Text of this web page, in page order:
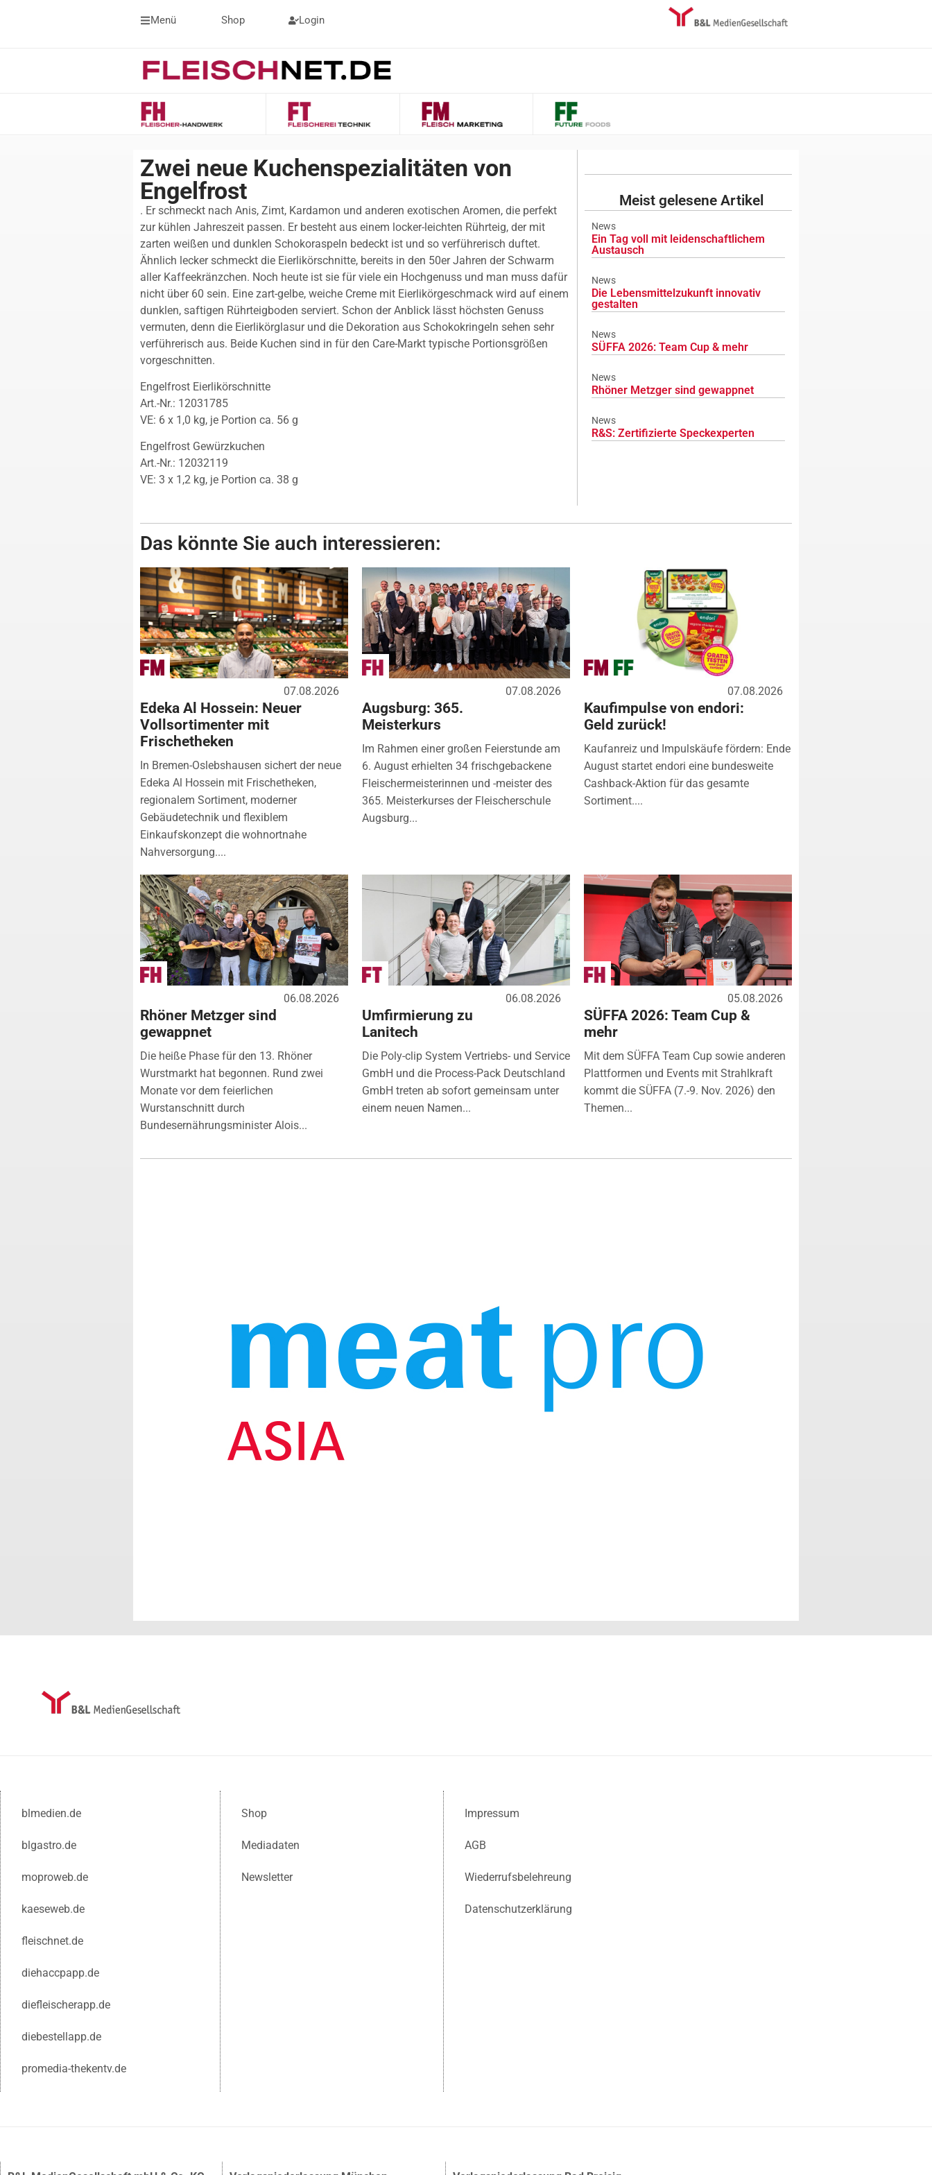
Menü Shop Login
Zwei neue Kuchenspezialitäten von
Engelfrost
. Er schmeckt nach Anis, Zimt, Kardamon und anderen exotischen Aromen, die perfekt
zur kühlen Jahreszeit passen. Er besteht aus einem locker-leichten Rührteig, der mit
zarten weißen und dunklen Schokoraspeln bedeckt ist und so verführerisch duftet.
Ähnlich lecker schmeckt die Eierlikörschnitte, bereits in den 50er Jahren der Schwarm
aller Kaffeekränzchen. Noch heute ist sie für viele ein Hochgenuss und man muss dafür
nicht über 60 sein. Eine zart-gelbe, weiche Creme mit Eierlikörgeschmack wird auf einem
dunklen, saftigen Rührteigboden serviert. Schon der Anblick lässt höchsten Genuss
vermuten, denn die Eierlikörglasur und die Dekoration aus Schokokringeln sehen sehr
verführerisch aus. Beide Kuchen sind in für den Care-Markt typische Portionsgrößen
vorgeschnitten.
Engelfrost Eierlikörschnitte
Art.-Nr.: 12031785
VE: 6 x 1,0 kg, je Portion ca. 56 g
Engelfrost Gewürzkuchen
Art.-Nr.: 12032119
VE: 3 x 1,2 kg, je Portion ca. 38 g
Meist gelesene Artikel
News
Ein Tag voll mit leidenschaftlichem
Austausch
News
Die Lebensmittelzukunft innovativ
gestalten
News
SÜFFA 2026: Team Cup & mehr
News
Rhöner Metzger sind gewappnet
News
R&S: Zertifizierte Speckexperten
Das könnte Sie auch interessieren:
07.08.2026
Edeka Al Hossein: Neuer
Vollsortimenter mit
Frischetheken
In Bremen-Oslebshausen sichert der neue
Edeka Al Hossein mit Frischetheken,
regionalem Sortiment, moderner
Gebäudetechnik und flexiblem
Einkaufskonzept die wohnortnahe
Nahversorgung....
07.08.2026
Augsburg: 365.
Meisterkurs
Im Rahmen einer großen Feierstunde am
6. August erhielten 34 frischgebackene
Fleischermeisterinnen und -meister des
365. Meisterkurses der Fleischerschule
Augsburg...
07.08.2026
Kaufimpulse von endori:
Geld zurück!
Kaufanreiz und Impulskäufe fördern: Ende
August startet endori eine bundesweite
Cashback-Aktion für das gesamte
Sortiment....
06.08.2026
Rhöner Metzger sind
gewappnet
Die heiße Phase für den 13. Rhöner
Wurstmarkt hat begonnen. Rund zwei
Monate vor dem feierlichen
Wurstanschnitt durch
Bundesernährungsminister Alois...
06.08.2026
Umfirmierung zu
Lanitech
Die Poly-clip System Vertriebs- und Service
GmbH und die Process-Pack Deutschland
GmbH treten ab sofort gemeinsam unter
einem neuen Namen...
05.08.2026
SÜFFA 2026: Team Cup &
mehr
Mit dem SÜFFA Team Cup sowie anderen
Plattformen und Events mit Strahlkraft
kommt die SÜFFA (7.-9. Nov. 2026) den
Themen...
blmedien.de
blgastro.de
moproweb.de
kaeseweb.de
fleischnet.de
diehaccpapp.de
diefleischerapp.de
diebestellapp.de
promedia-thekentv.de
Shop
Mediadaten
Newsletter
Impressum
AGB
Wiederrufsbelehreung
Datenschutzerklärung